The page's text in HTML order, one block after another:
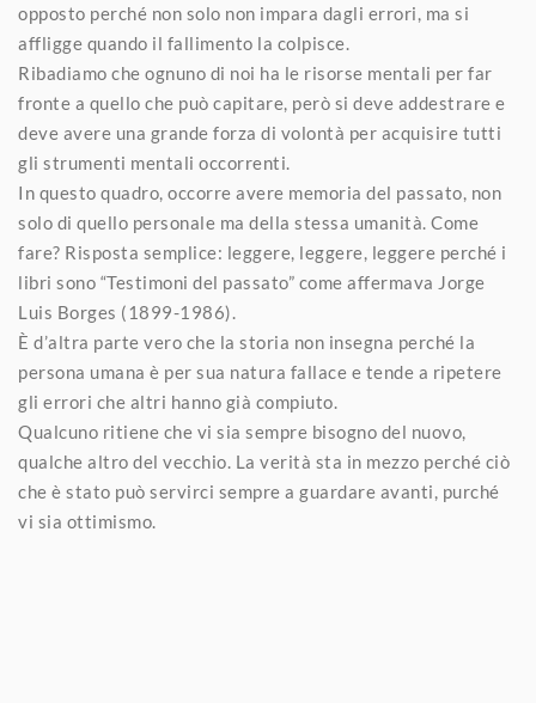
opposto perché non solo non impara dagli errori, ma si
affligge quando il fallimento la colpisce.
Ribadiamo che ognuno di noi ha le risorse mentali per far
fronte a quello che può capitare, però si deve addestrare e
deve avere una grande forza di volontà per acquisire tutti
gli strumenti mentali occorrenti.
In questo quadro, occorre avere memoria del passato, non
solo di quello personale ma della stessa umanità. Come
fare? Risposta semplice: leggere, leggere, leggere perché i
libri sono “Testimoni del passato” come affermava Jorge
Luis Borges (1899-1986).
È d’altra parte vero che la storia non insegna perché la
persona umana è per sua natura fallace e tende a ripetere
gli errori che altri hanno già compiuto.
Qualcuno ritiene che vi sia sempre bisogno del nuovo,
qualche altro del vecchio. La verità sta in mezzo perché ciò
che è stato può servirci sempre a guardare avanti, purché
vi sia ottimismo.